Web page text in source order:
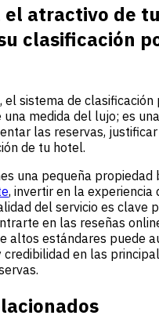
el atractivo de
clasificación
el sistema de
una medida del lujo; es
las reservas,
de tu hotel.
una pequeña propiedad
, invertir en la experiencia
del servicio es clave
en las reseñas
altos estándares puede
credibilidad en las